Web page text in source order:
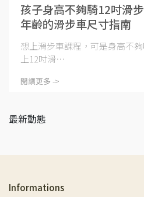
孩子身高不夠騎12吋滑
年齡的滑步車尺寸指南
想上滑步車課程，可是身高不
上12吋滑⋯
閱讀更多 ->
最新動態
Informations